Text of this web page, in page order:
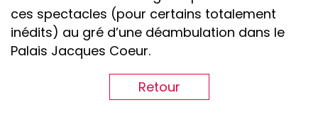
ces spectacles (pour certains totalement
inédits) au gré d’une déambulation dans le
Palais Jacques Coeur.
Retour